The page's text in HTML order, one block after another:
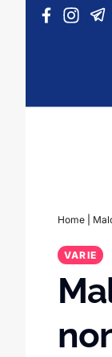
Vai al
Home
VARIE